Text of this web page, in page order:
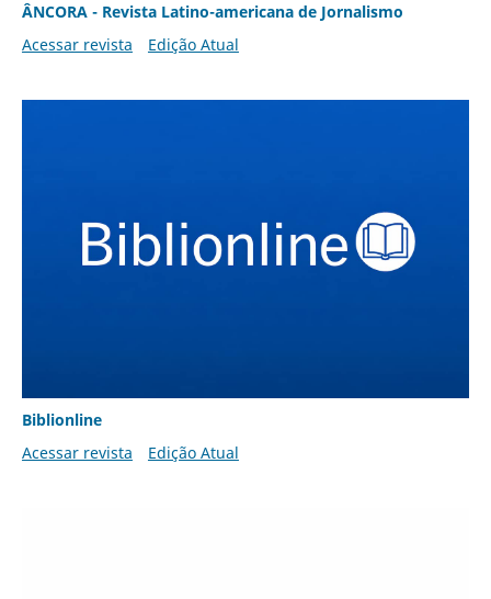
ÂNCORA - Revista Latino-americana de Jornalismo
Acessar revista
Edição Atual
Biblionline
Acessar revista
Edição Atual